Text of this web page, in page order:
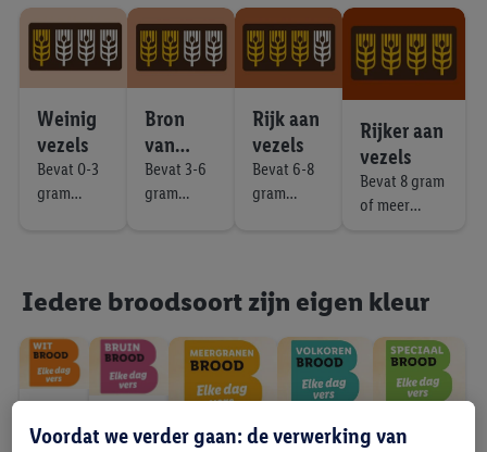
Weinig
vezels
Bevat 0-3
gram
Bron
van
vezels
Bevat 3-6
gram
Rijk aan
vezels
Bevat 6-8
gram
Rijker aan
vezels
Bevat 8 gram
of meer
Iedere broodsoort zijn eigen kleur
broo
Meergrane
Volkoren
Speciaal
Voordat we verder gaan: de verwerking van